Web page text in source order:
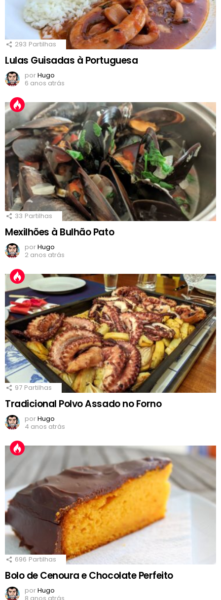
293 Partilhas
Lulas Guisadas à Portuguesa
porHugo
6 anos atrás
33 Partilhas
Mexilhões à Bulhão Pato
porHugo
2 anos atrás
97 Partilhas
Tradicional Polvo Assado no Forno
porHugo
4 anos atrás
696 Partilhas
Bolo de Cenoura e Chocolate Perfeito
porHugo